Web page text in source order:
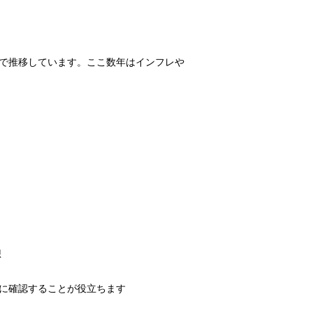
推移しています。ここ数年はインフレや
確認することが役立ちます